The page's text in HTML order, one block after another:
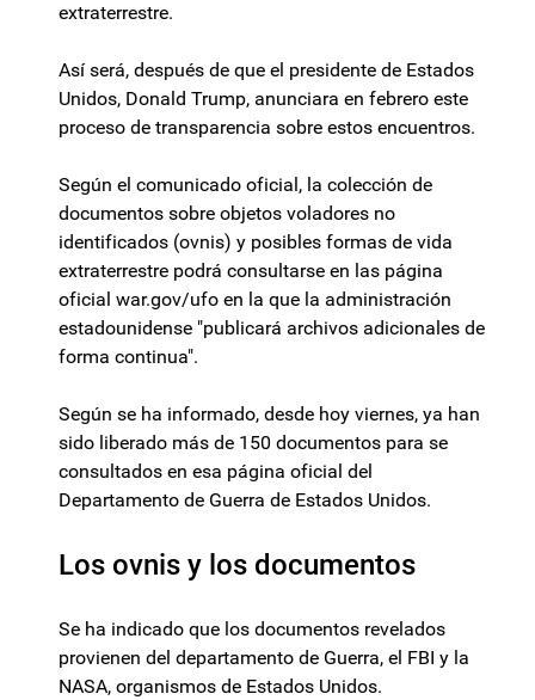
extraterrestre.
Así será, después de que el presidente de Estados
Unidos, Donald Trump, anunciara en febrero este
proceso de transparencia sobre estos encuentros.
Según el comunicado oficial, la colección de
documentos sobre objetos voladores no
identificados (ovnis) y posibles formas de vida
extraterrestre podrá consultarse en las página
oficial war.gov/ufo en la que la administración
estadounidense "publicará archivos adicionales de
forma continua".
Según se ha informado, desde hoy viernes, ya han
sido liberado más de 150 documentos para se
consultados en esa página oficial del
Departamento de Guerra de Estados Unidos.
Los ovnis y los documentos
Se ha indicado que los documentos revelados
provienen del departamento de Guerra, el FBI y la
NASA, organismos de Estados Unidos.